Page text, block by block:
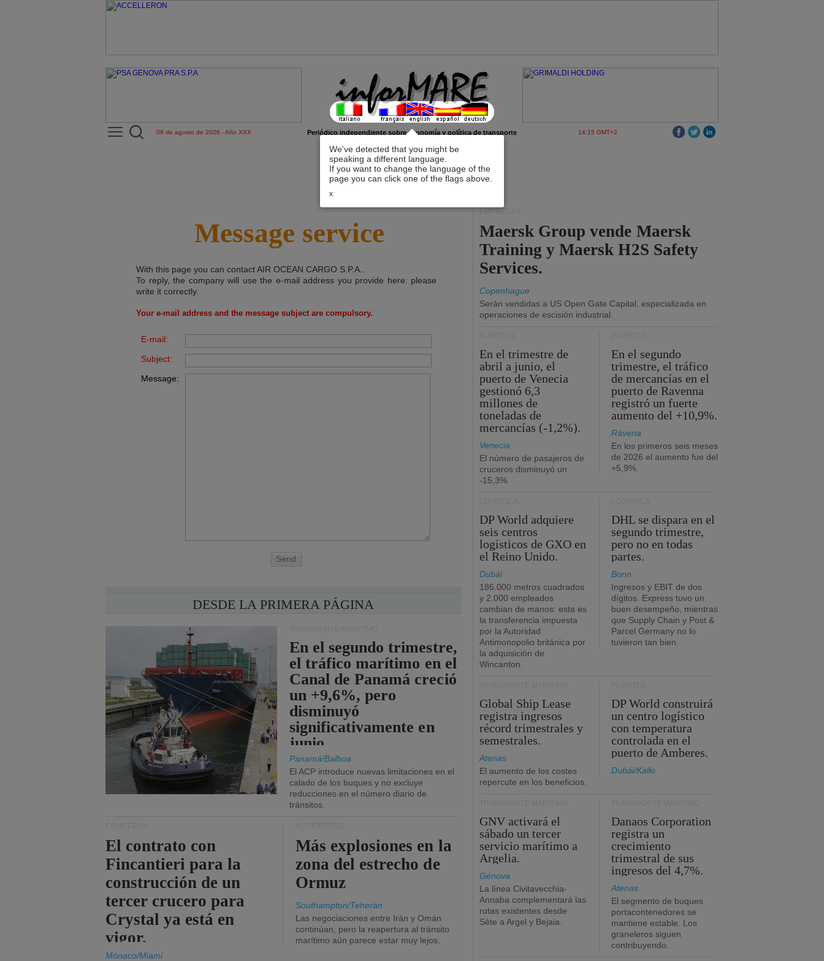
We've detected that you might be
speaking a different language.
If you want to change the language of the
page you can click one of the flags above.
x
09 de agosto de 2026 - Año XXX Periódico independiente sobre economía y política de transporte 14:15 GMT+2
Message service
With this page you can contactAIR OCEAN CARGO S.P.A.
To reply, the company will use the e-mail address you provide here: please
write it correctly.
Your e-mail address and the message subject are compulsory.
E-mail:
Subject:
Message:
Send
DESDE LA PRIMERA PÁGINA
En el segundo trimestre,
el tráfico marítimo en el
Canal de Panamá creció
un +9,6%, pero
disminuyó
significativamente en
junio.
Panamá/Balboa
El ACP introduce nuevas limitaciones en el
calado de los buques y no excluye
reducciones en el número diario de
tránsitos.
El contrato con
Fincantieri para la
construcción de un
tercer crucero para
Crystal ya está en
vigor.
Mónaco/Miami
Más explosiones en la
zona del estrecho de
Ormuz
Southampton/Teherán
Las negociaciones entre Irán y Omán
continúan, pero la reapertura al tránsito
marítimo aún parece estar muy lejos.
EMPRESAS
Maersk Group vende Maersk
Training y Maersk H2S Safety
Services.
Copenhague
Serán vendidas a US Open Gate Capital, especializada en
operaciones de escisión industrial.
En el trimestre de
abril a junio, el
puerto de Venecia
gestionó 6,3
millones de
toneladas de
mercancías (-1,2%).
Venecia
El número de pasajeros de
cruceros disminuyó un
-15,3%.
En el segundo
trimestre, el tráfico
de mercancías en el
puerto de Ravenna
registró un fuerte
aumento del +10,9%.
Rávena
En los primeros seis meses
de 2026 el aumento fue del
+5,9%.
DP World adquiere
seis centros
logísticos de GXO en
el Reino Unido.
Dubái
186.000 metros cuadrados
y 2.000 empleados
cambian de manos: esta es
la transferencia impuesta
por la Autoridad
Antimonopolio británica por
la adquisición de
Wincanton.
DHL se dispara en el
segundo trimestre,
pero no en todas
partes.
Bonn
Ingresos y EBIT de dos
dígitos. Express tuvo un
buen desempeño, mientras
que Supply Chain y Post &
Parcel Germany no lo
tuvieron tan bien.
Global Ship Lease
registra ingresos
récord trimestrales y
semestrales.
Atenas
El aumento de los costes
repercute en los beneficios.
DP World construirá
un centro logístico
con temperatura
controlada en el
puerto de Amberes.
Dubái/Kallo
GNV activará el
sábado un tercer
servicio marítimo a
Argelia.
Génova
La línea Civitavecchia-
Annaba complementará las
rutas existentes desde
Sète a Argel y Bejaia.
Danaos Corporation
registra un
crecimiento
trimestral de sus
ingresos del 4,7%.
Atenas
El segmento de buques
portacontenedores se
mantiene estable. Los
graneleros siguen
contribuyendo.